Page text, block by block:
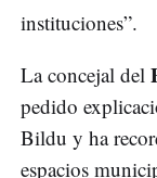
instituciones”.
La concejal del
pedido
Bildu y ha
espacios